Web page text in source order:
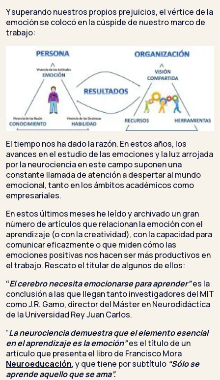
Y superando nuestros propios prejuicios, el vértice de la
emoción se colocó en la cúspide de nuestro marco de
trabajo:
El tiempo nos ha dado la razón. En estos años, los
avances en el estudio de las emociones y la luz arrojada
por la neurociencia en este campo suponen una
constante llamada de atención a despertar al mundo
emocional, tanto en los ámbitos académicos como
empresariales.
En estos últimos meses he leído y archivado un gran
número de artículos que relacionan la emoción con el
aprendizaje (o con la creatividad), con la capacidad para
comunicar eficazmente o que miden cómo las
emociones positivas nos hacen ser más productivos en
el trabajo. Rescato el titular de algunos de ellos:
“El cerebro necesita emocionarse para aprender”es la
conclusión a las que llegan tanto investigadores del MIT
como J.R. Gamo, director del Máster en Neurodidáctica
de la Universidad Rey Juan Carlos.
“La neurociencia demuestra que el elemento esencial
en el aprendizaje es la emoción”es el título de un
artículo que presenta el libro de Francisco Mora
Neuroeducación, y que tiene por subtítulo “Sólo se
aprende aquello que se ama”.